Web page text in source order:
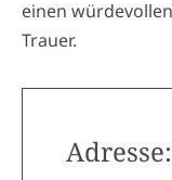
einen
Trauer.